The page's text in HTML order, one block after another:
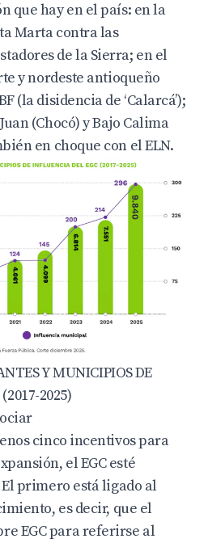
que hay en el país: en la
Marta contra las
de la Sierra; en el
y nordeste antioqueño
(la disidencia de ‘Calarcá’);
(Chocó) y Bajo Calima
en choque con el ELN.
Y MUNICIPIOS DE
2025)
cinco incentivos para
el EGC esté
primero está ligado al
es decir, que el
EGC para referirse al